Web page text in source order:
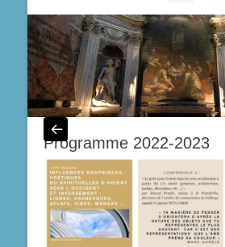
Programme 2022-2023